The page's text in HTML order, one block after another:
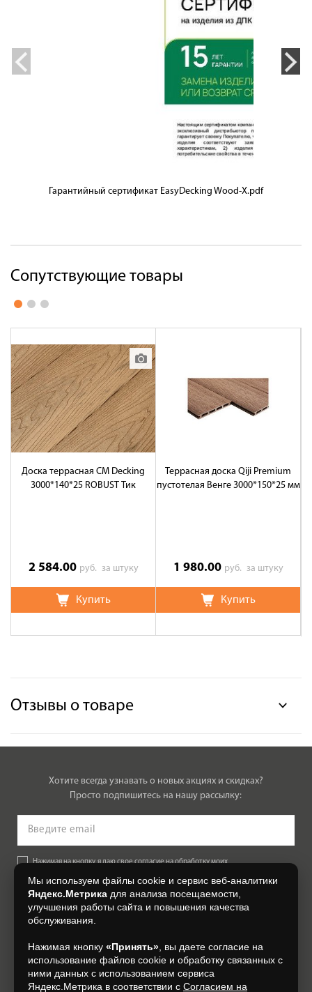
Гарантийный сертификат EasyDecking Wood-X.pdf
Сопутствующие товары
Доска террасная CM Decking
3000*140*25 ROBUST Тик
2 584.00 руб. за штуку
Купить
Террасная доска Qiji Premium
пустотелая Венге 3000*150*25 мм
1 980.00 руб. за штуку
Купить
Отзывы о товаре
Хотите всегда узнавать о новых акциях и скидках?
Просто подпишитесь на нашу рассылку:
Нажимая на кнопку, я даю свое согласие на обработку моих
Согласии на обработку персональных данных.
+7 (4832) 300-007
Мы используем файлы cookie и сервис веб-аналитики
Яндекс.Метрика для анализа посещаемости,
улучшения работы сайта и повышения качества
обслуживания.
Нажимая кнопку «Принять» , вы даете согласие на
использование файлов cookie и обработку связанных с
ними данных с использованием сервиса
Яндекс.Метрика в соответствии с Согласием на